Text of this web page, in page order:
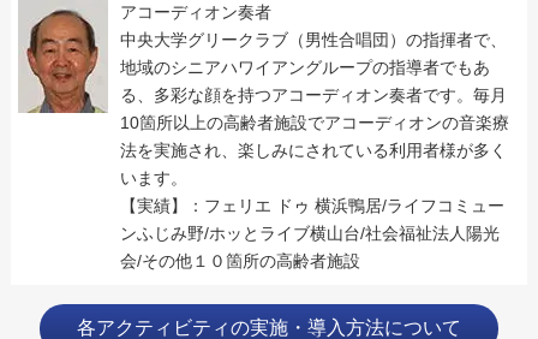
アコーディオン奏者
中央大学グリークラブ（男性合唱団）の指揮者で、
地域のシニアハワイアングループの指導者でもあ
る、多彩な顔を持つアコーディオン奏者です。毎月
10箇所以上の高齢者施設でアコーディオンの音楽療
法を実施され、楽しみにされている利用者様が多く
います。
【実績】：フェリエ ドゥ 横浜鴨居/ライフコミュー
ンふじみ野/ホッとライブ横山台/社会福祉法人陽光
会/その他１０箇所の高齢者施設
各アクティビティの実施・導入方法について